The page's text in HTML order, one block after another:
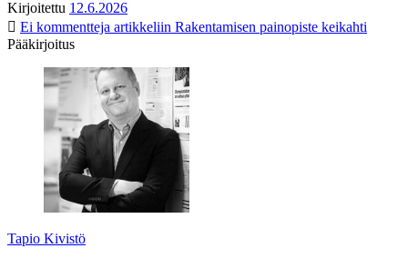
Kirjoitettu 12.6.2026
Ei kommentteja artikkeliin Rakentamisen painopiste keikahti
Pääkirjoitus
Tapio Kivistö